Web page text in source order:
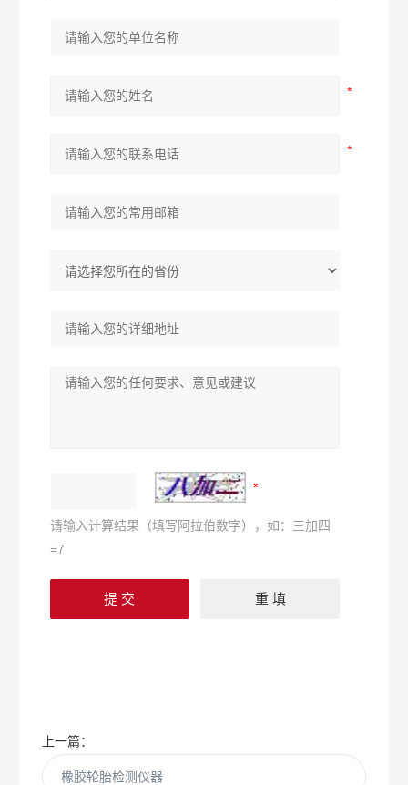
请输入计算结果（填写阿拉伯数字），如：三加四
=7
上一篇：
橡胶轮胎检测仪器